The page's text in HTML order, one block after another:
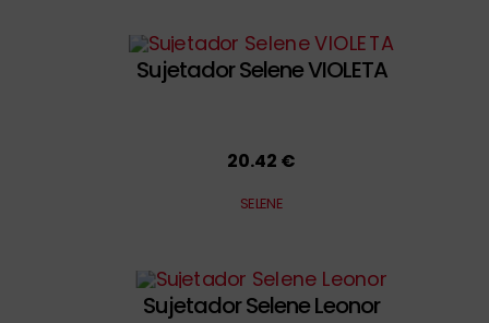
Sujetador Selene VIOLETA
20.42 €
SELENE
Sujetador Selene Leonor